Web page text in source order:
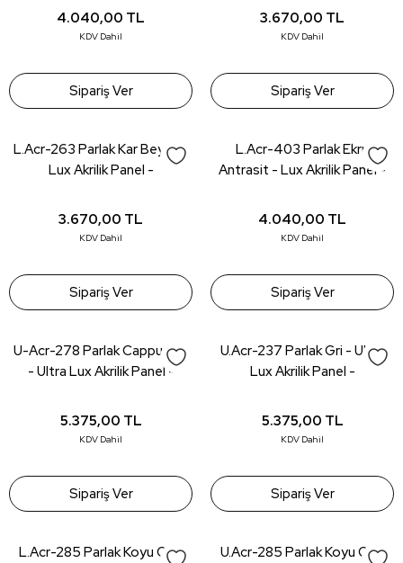
4.040,00 TL
KDV Dahil
Sipariş Ver
3.670,00 TL
KDV Dahil
Sipariş Ver
L.Acr-263 Parlak Kar Beyaz -
Lux Akrilik Panel -
3.670,00 TL
KDV Dahil
Sipariş Ver
L.Acr-403 Parlak Ekru
Antrasit - Lux Akrilik Panel -
4.040,00 TL
KDV Dahil
Sipariş Ver
U-Acr-278 Parlak Cappucıno
- Ultra Lux Akrilik Panel -
5.375,00 TL
KDV Dahil
Sipariş Ver
U.Acr-237 Parlak Gri - Ultra
Lux Akrilik Panel -
5.375,00 TL
KDV Dahil
Sipariş Ver
L.Acr-285 Parlak Koyu Gri -
U.Acr-285 Parlak Koyu Gri -